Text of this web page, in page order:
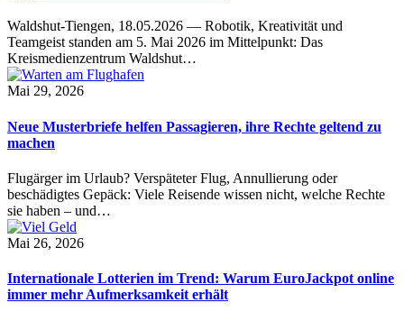
Waldshut-Tiengen, 18.05.2026 — Robotik, Kreativität und
Teamgeist standen am 5. Mai 2026 im Mittelpunkt: Das
Kreismedienzentrum Waldshut…
Mai 29, 2026
Neue Musterbriefe helfen Passagieren, ihre Rechte geltend zu
machen
Flugärger im Urlaub? Verspäteter Flug, Annullierung oder
beschädigtes Gepäck: Viele Reisende wissen nicht, welche Rechte
sie haben – und…
Mai 26, 2026
Internationale Lotterien im Trend: Warum EuroJackpot online
immer mehr Aufmerksamkeit erhält